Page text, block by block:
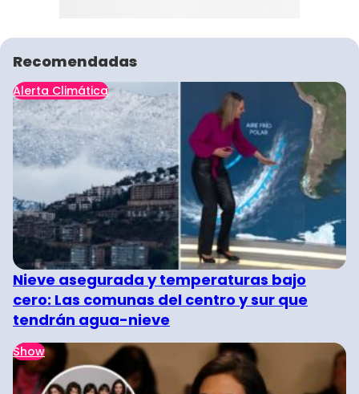
Recomendadas
Alerta Climática
Nieve asegurada y temperaturas bajo
cero: Las comunas del centro y sur que
tendrán agua-nieve
Show